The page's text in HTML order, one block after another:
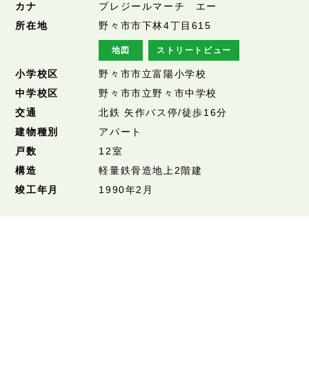
カナ
プレジールマーチ エー
所在地
野々市市下林4丁目615
地図 ストリートビュー
小学校区
野々市市立富陽小学校
中学校区
野々市市立野々市中学校
交通
北鉄 矢作バス停/徒歩16分
建物種別
アパート
戸数
12室
構造
軽量鉄骨造地上2階建
竣工年月
1990年2月